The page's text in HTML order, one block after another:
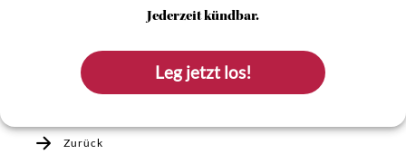
Jederzeit kündbar.
Leg jetzt los!
Zurück